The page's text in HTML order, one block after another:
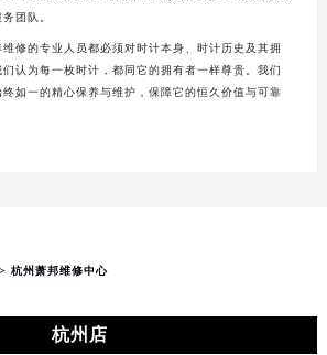
团队。
修的专业人员都必须对时计本身、时计历史及其拥
认为每一枚时计，都同它的拥有者一样尊贵。我们
如一的精心保养与维护，保障它的恒久价值与可靠
> 杭州萧邦维修中心
杭州店